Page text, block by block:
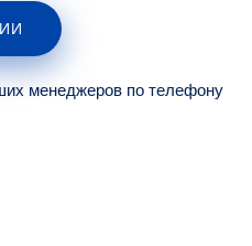
менеджеров по телефону